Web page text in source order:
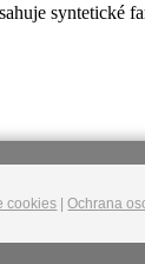
syntetické
cookies |Ochrana